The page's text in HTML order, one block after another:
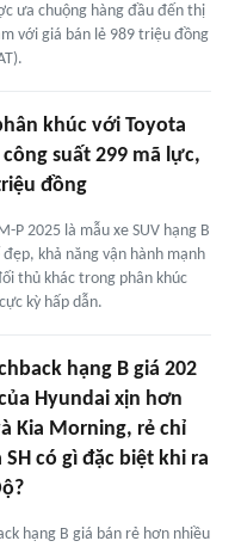
ưa chuộng hàng đầu đến thị
với giá bán lẻ 989 triệu đồng
khúc với Toyota
công suất 299 mã lực,
đồng
P 2025 là mẫu xe SUV hạng B
khả năng vận hành mạnh
thủ khác trong phân khúc
kỳ hấp dẫn.
hạng B giá 202
Hyundai xịn hơn
Kia Morning, rẻ chỉ
có gì đặc biệt khi ra
hạng B giá bán rẻ hơn nhiều